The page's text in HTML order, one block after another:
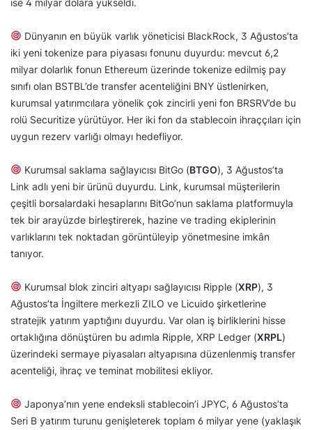
Dünyanın en büyük varlık yöneticisi BlackRock, 3 Ağustos’ta
iki yeni tokenize para piyasası fonunu duyurdu: mevcut 6,2
milyar dolarlık fonun Ethereum üzerinde tokenize edilmiş pay
sınıfı olan BSTBL’de transfer acenteliğini BNY üstlenirken,
kurumsal yatırımcılara yönelik çok zincirli yeni fon BRSRV’de bu
rolü Securitize yürütüyor. Her iki fon da stablecoin ihraççıları için
uygun rezerv varlığı olmayı hedefliyor.
Kurumsal saklama sağlayıcısı BitGo (BTGO), 3 Ağustos’ta
Link adlı yeni bir ürünü duyurdu. Link, kurumsal müşterilerin
çeşitli borsalardaki hesaplarını BitGo’nun saklama platformuyla
tek bir arayüzde birleştirerek, hazine ve trading ekiplerinin
varlıklarını tek noktadan görüntüleyip yönetmesine imkân
tanıyor.
Kurumsal blok zinciri altyapı sağlayıcısı Ripple (XRP), 3
Ağustos’ta İngiltere merkezli ZILO ve Licuido şirketlerine
stratejik yatırım yaptığını duyurdu. Var olan iş birliklerini hisse
ortaklığına dönüştüren bu adımla Ripple, XRP Ledger (XRPL)
üzerindeki sermaye piyasaları altyapısına düzenlenmiş transfer
acenteliği, ihraç ve teminat mobilitesi ekliyor.
Japonya’nın yene endeksli stablecoin’i JPYC, 6 Ağustos’ta
Seri B yatırım turunu genişleterek toplam 6 milyar yene (yaklaşık